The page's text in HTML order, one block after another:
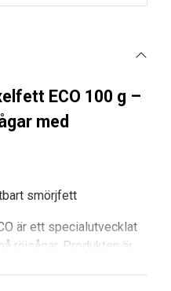
ECO 100 g –
med
smörjfett
är ett specialutvecklat
röjsågar. Produkten är